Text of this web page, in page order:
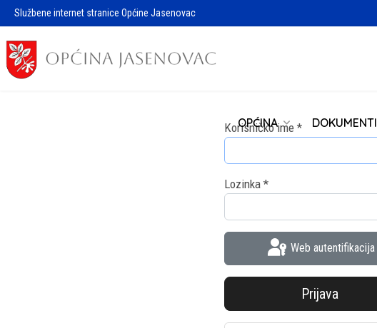
Službene internet stranice Općine Jasenovac
OPĆINA DOKUMENTI
Korisničko ime*
Lozinka*
Web autentifikacija
Prijava